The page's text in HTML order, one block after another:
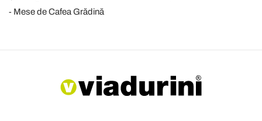
Mese de Cafea Grădină